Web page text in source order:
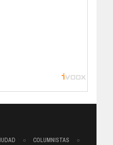
COLUMNISTAS